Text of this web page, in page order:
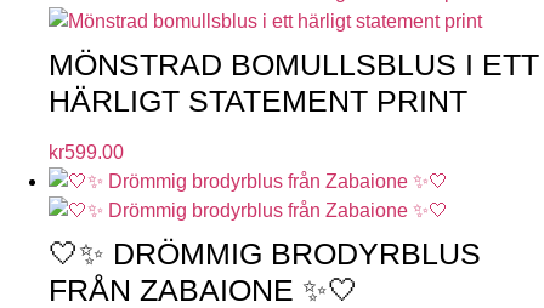
MÖNSTRAD BOMULLSBLUS I ETT
HÄRLIGT STATEMENT PRINT
kr599.00
🤍✨ DRÖMMIG BRODYRBLUS
FRÅN ZABAIONE ✨🤍